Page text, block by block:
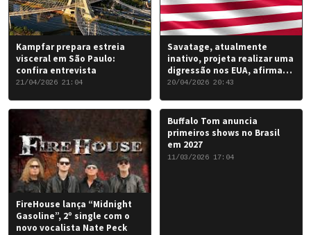
Kampfar prepara estreia
visceral em São Paulo:
confira entrevista
21/04/2026 21:04
Savatage, atualmente
inativo, projeta realizar uma
digressão nos EUA, afirma
Chris Caffery
20/04/2026 20:43
FireHouse lança “Midnight
Gasoline”, 2º single com o
novo vocalista Nate Peck
Buffalo Tom anuncia
primeiros shows no Brasil
em 2027
11/03/2026 17:04